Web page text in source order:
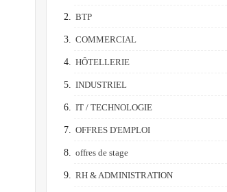
BTP
COMMERCIAL
HÔTELLERIE
INDUSTRIEL
IT / TECHNOLOGIE
OFFRES D'EMPLOI
offres de stage
RH & ADMINISTRATION